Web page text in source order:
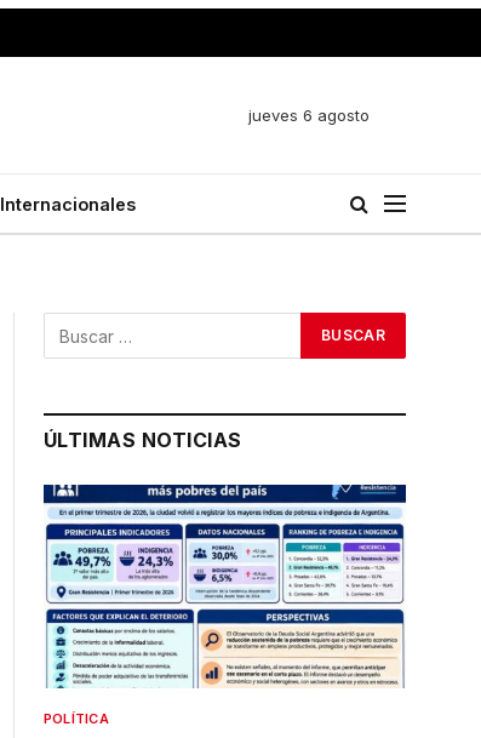
jueves 6 agosto
Internacionales
ÚLTIMAS NOTICIAS
POLÍTICA